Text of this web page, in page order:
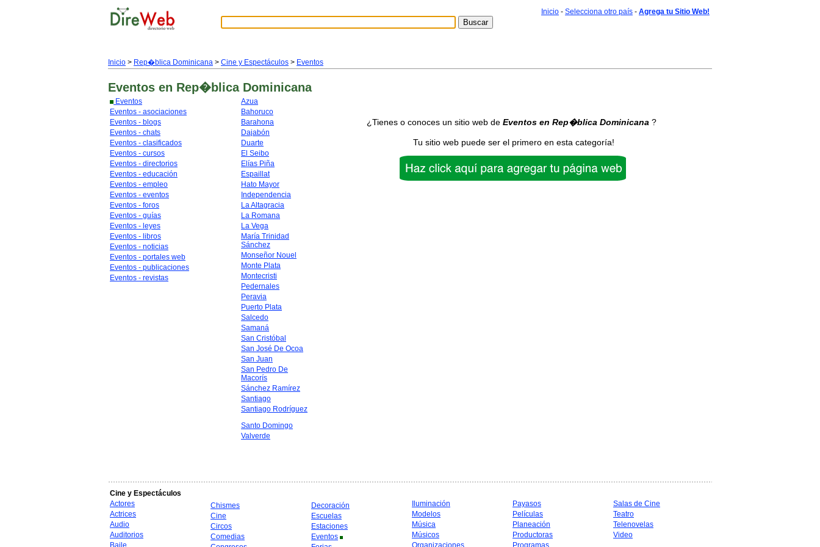
Inicio - Selecciona otro país - Agrega tu Sitio Web!
Inicio > Rep�blica Dominicana > Cine y Espectáculos > Eventos
Eventos en Rep�blica Dominicana
Eventos
Eventos - asociaciones
Eventos - blogs
Eventos - chats
Eventos - clasificados
Eventos - cursos
Eventos - directorios
Eventos - educación
Eventos - empleo
Eventos - eventos
Eventos - foros
Eventos - guías
Eventos - leyes
Eventos - libros
Eventos - noticias
Eventos - portales web
Eventos - publicaciones
Eventos - revistas
Azua
Bahoruco
Barahona
Dajabón
Duarte
El Seibo
Elías Piña
Espaillat
Hato Mayor
Independencia
La Altagracia
La Romana
La Vega
María Trinidad
Sánchez
Monseñor Nouel
Monte Plata
Montecristi
Pedernales
Peravia
Puerto Plata
Salcedo
Samaná
San Cristóbal
San José De Ocoa
San Juan
San Pedro De
Macorís
Sánchez Ramírez
Santiago
Santiago Rodríguez
Santo Domingo
Valverde
¿Tienes o conoces un sitio web de Eventos en Rep�blica Dominicana ?
Tu sitio web puede ser el primero en esta categoría!
Cine y Espectáculos
Actores
Actrices
Audio
Auditorios
Baile
Chismes
Cine
Circos
Comedias
Decoración
Escuelas
Estaciones
Eventos
Iluminación
Modelos
Música
Músicos
Organizaciones
Payasos
Películas
Planeación
Productoras
Programas
Salas de Cine
Teatro
Telenovelas
Video